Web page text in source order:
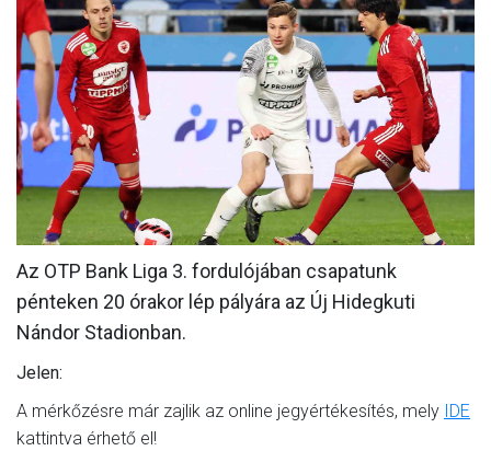
MÉRKŐZÉSEK
KLUB
GALÉRIA
SZURKOLÓI ÉLMÉNYEK
AKKREDITÁCIÓ
Az OTP Bank Liga 3. fordulójában csapatunk
pénteken 20 órakor lép pályára az Új Hidegkuti
Nándor Stadionban.
Jelen:
A mérkőzésre már zajlik az online jegyértékesítés, mely IDE
kattintva érhető el!